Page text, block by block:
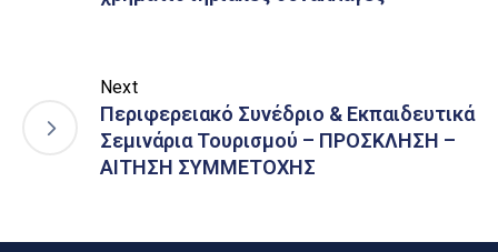
Next
Περιφερειακό Συνέδριο & Εκπαιδευτικά
Σεμινάρια Τουρισμού – ΠΡΟΣΚΛΗΣΗ –
ΑΙΤΗΣΗ ΣΥΜΜΕΤΟΧΗΣ